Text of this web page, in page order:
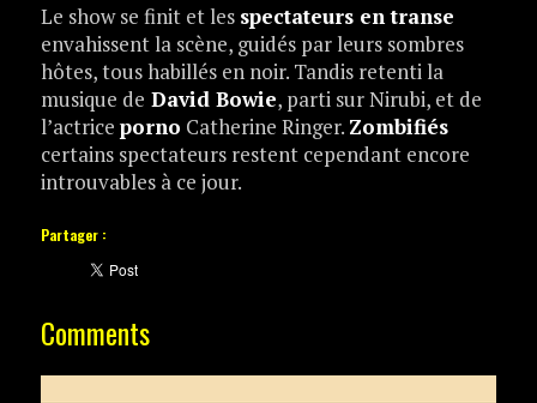
Le show se finit et les spectateurs en transe
envahissent la scène, guidés par leurs sombres
hôtes, tous habillés en noir. Tandis retenti la
musique de David Bowie, parti sur Nirubi, et de
l’actrice porno Catherine Ringer. Zombifiés
certains spectateurs restent cependant encore
introuvables à ce jour.
Partager :
Comments